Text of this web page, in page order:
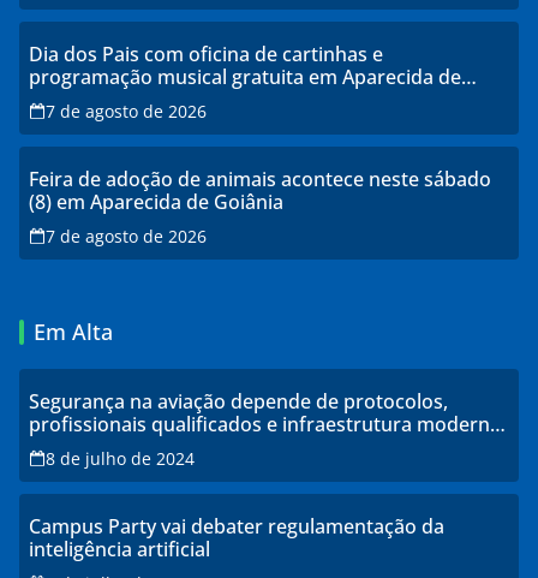
Dia dos Pais com oficina de cartinhas e
programação musical gratuita em Aparecida de
Goiânia
7 de agosto de 2026
Feira de adoção de animais acontece neste sábado
(8) em Aparecida de Goiânia
7 de agosto de 2026
Em Alta
Segurança na aviação depende de protocolos,
profissionais qualificados e infraestrutura moderna,
explicam especialistas
8 de julho de 2024
Campus Party vai debater regulamentação da
inteligência artificial